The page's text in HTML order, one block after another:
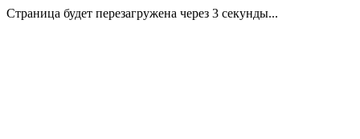
Страница будет перезагружена через 3 секунды...